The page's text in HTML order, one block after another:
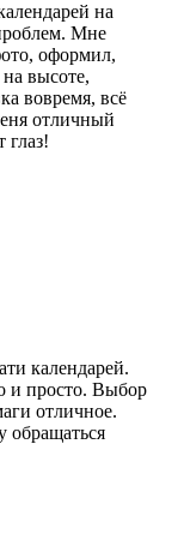
на
Мне
оформил,
высоте,
вовремя, всё
отличный
глаз!
календарей.
и просто. Выбор
отличное.
обращаться